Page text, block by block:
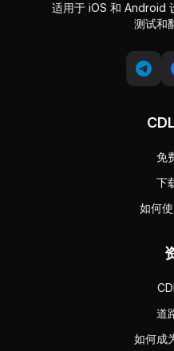
适用于 iOS 和 Android
测试和
免
下
如何
道
如何成